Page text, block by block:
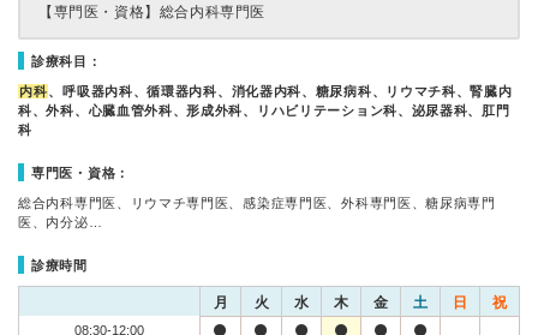
【専門医・資格】 総合内科専門医
診療科目：
内科、呼吸器内科、循環器内科、消化器内科、糖尿病科、リウマチ科、腎臓内
科、外科、心臓血管外科、形成外科、リハビリテーション科、泌尿器科、肛門
科
専門医・資格：
総合内科専門医、リウマチ専門医、感染症専門医、外科専門医、糖尿病専門
医、内分泌…
診療時間
月 火 水 木 金 土 日 祝
08:30-12:00